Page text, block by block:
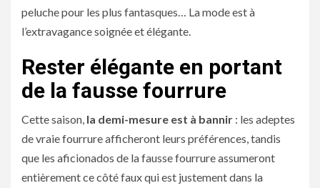
peluche pour les plus fantasques… La mode est à
l’extravagance soignée et élégante.
Rester élégante en portant
de la fausse fourrure
Cette saison, la demi-mesure est à bannir : les adeptes
de vraie fourrure afficheront leurs préférences, tandis
que les aficionados de la fausse fourrure assumeront
entièrement ce côté faux qui est justement dans la